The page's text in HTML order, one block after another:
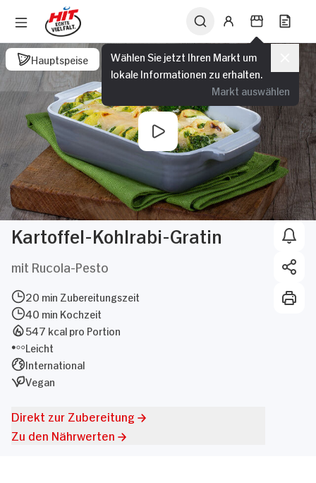
Wählen Sie jetzt Ihren Markt um
lokale Informationen zu erhalten.
Markt auswählen
Hauptspeise
Kartoffel-Kohlrabi-Gratin
mit Rucola-Pesto
20 min Zubereitungszeit
40 min Kochzeit
547 kcal pro Portion
Leicht
International
Vegan
Direkt zur Zubereitung
Zu den Nährwerten